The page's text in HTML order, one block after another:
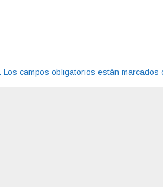
Los campos obligatorios están marcados